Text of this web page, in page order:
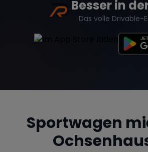
Besser in
Das volle Drivable-
Sportwagen